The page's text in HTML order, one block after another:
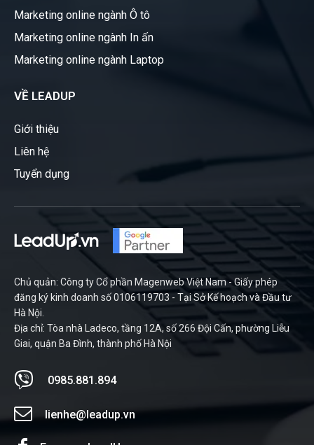
Marketing online ngành Ô tô
Marketing online ngành In ấn
Marketing online ngành Laptop
VỀ LEADUP
Giới thiệu
Liên hệ
Tuyển dụng
Chủ quản: Công ty Cổ phần Magenweb Việt Nam - Giấy phép
đăng ký kinh doanh số 0106119703 - Tại Sở Kế hoạch và Đầu tư
Hà Nội.
Địa chỉ: Tòa nhà Ladeco, tầng 12A, số 266 Đội Cấn, phường Liễu
Giai, quận Ba Đình, thành phố Hà Nội
0985.881.894
lienhe@leadup.vn